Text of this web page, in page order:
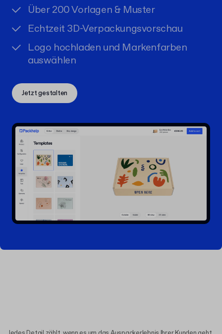
Über 200 Vorlagen & Muster
Echtzeit 3D-Verpackungsvorschau
Logo hochladen und Markenfarben
auswählen
Jetzt gestalten